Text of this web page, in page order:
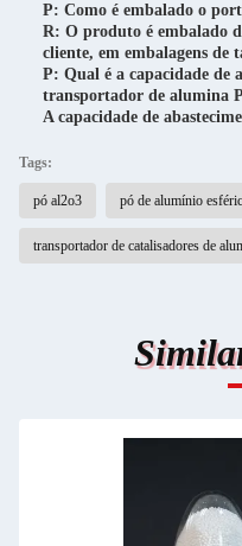
P: Como é embalado o
R: O produto é embalado
cliente, em embalagens de
P: Qual é a capacidade de
transportador de alumina
A capacidade de
Tags:
pó al2o3 pó de alumínio
transportador de catalisadores de